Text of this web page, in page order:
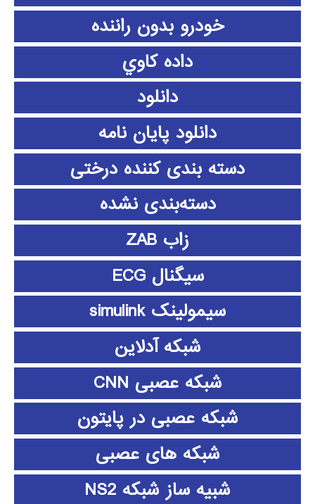
خودرو بدون راننده
داده كاوي
دانلود
دانلود پايان نامه
دسته بندی کننده درختی
دسته‌بندی نشده
زاب ZAB
سیگنال ECG
سیمولینک simulink
شبکه آدلاین
شبکه عصبی CNN
شبکه عصبی در پایتون
شبکه های عصبی
شبیه ساز شبکه NS2